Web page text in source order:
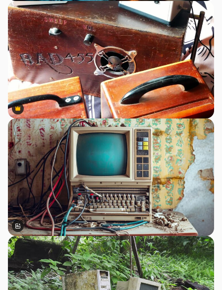
Premium
Premium
สร้างขึ้นโดย AI